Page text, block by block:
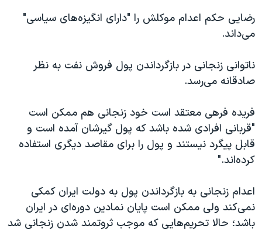
رضایی حکم اعدام موکلش را "دارای انگیزه‌های سیاسی"
می‌داند.
ناتوانی زنجانی در بازگرداندن پول فروش نفت به نظر
صادقانه می‌رسد.
فریده فرهی معتقد است خود زنجانی هم ممکن است
"قربانی افرادی شده باشد که پول گیرشان آمده است و
قابل پیگرد نیستند و پول را برای مقاصد دیگری استفاده
کرده‌اند."
اعدام زنجانی به بازگرداندن پول به دولت ایران کمکی
نمی‌کند ولی ممکن است پایان نمادین دوره‌ای در ایران
باشد؛ حالا تحریم‌هایی که موجب ثروتمند شدن زنجانی شد